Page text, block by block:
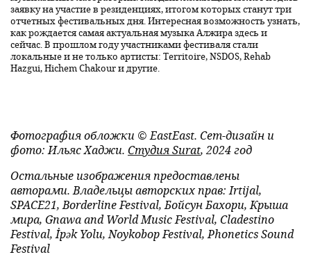
заявку на участие в резиденциях, итогом которых станут три
отчетных фестивальных дня. Интересная возможность узнать,
как рождается самая актуальная музыка Алжира здесь и
сейчас. В прошлом году участниками фестиваля стали
локальные и не только артисты: Territoire, NSDOS, Rehab
Hazgui, Hichem Chakour и другие.
Фотография обложки © EastEast. Сет-дизайн и
фото: Ильяс Хаджи. Студия Surat, 2024 год
Остальные изображения предоставлены
авторами. Владельцы авторских прав: Irtijal,
SPACE21, Borderline Festival, Бойсун Бахори, Крыша
мира, Gnawa and World Music Festival, Cladestino
Festival, İpək Yolu, Noykobop Festival, Phonetics Sound
Festival